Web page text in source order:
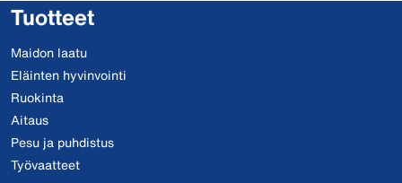
Tuotteet
Maidon laatu
Eläinten hyvinvointi
Ruokinta
Aitaus
Pesu ja puhdistus
Työvaatteet